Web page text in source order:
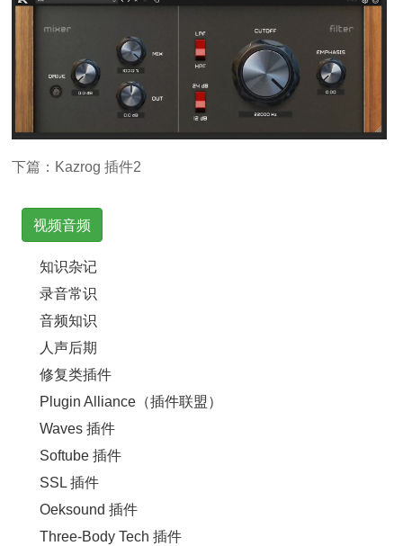
下篇： Kazrog 插件2
视频音频
知识杂记
录音常识
音频知识
人声后期
修复类插件
Plugin Alliance（插件联盟）
Waves 插件
Softube 插件
SSL 插件
Oeksound 插件
Three-Body Tech 插件